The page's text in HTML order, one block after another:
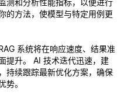
测和分析性能指标，以便进行
的方法，使模型与特定用例更
系统将在响应速度、结果准
提升。 AI 技术迭代迅速，建
持续跟踪最新优化方案，确保
势。